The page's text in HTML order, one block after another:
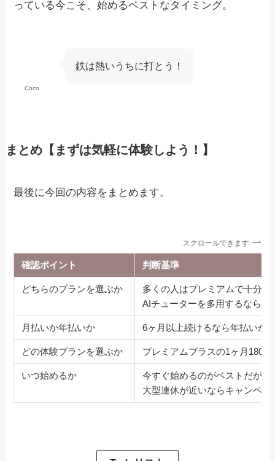
っている今こそ、始めるベストなタイミング。
Coco
鉄は熱いうちに打とう！
まとめ【まずは気軽に体験しよう！】
最後に今回の内容をまとめます。
スクロールできます
確認ポイント 判断基準
どちらのプランを選ぶか
多くの人はプレミアムで十分
AIチューターを多用するならプ
月払いか年払いか 6ヶ月以上続けるなら年払いが
どの体験プランを選ぶか プレミアムプラスの1ヶ月180
いつ始めるか
今すぐ始めるのがベストだが、
大型連休が近いならキャンペー